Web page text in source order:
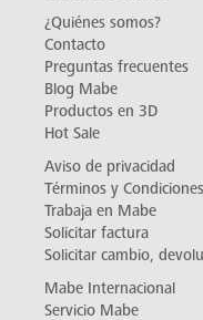
¿Quiénes somos?
Contacto
Preguntas frecuentes
Blog Mabe
Productos en 3D
Hot Sale
Aviso de privacidad
Términos y Condiciones
Trabaja en Mabe
Solicitar factura
Solicitar cambio,
Mabe Internacional
Servicio Mabe